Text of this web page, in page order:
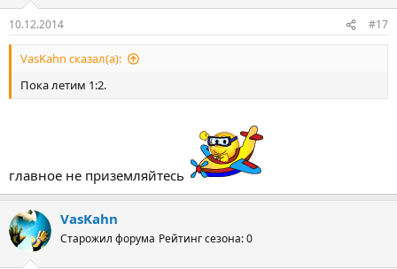
10.12.2014 #17
VasKahn сказал(а):
Пока летим 1:2.
главное не приземляйтесь
VasKahn
Старожил форума Рейтинг сезона: 0